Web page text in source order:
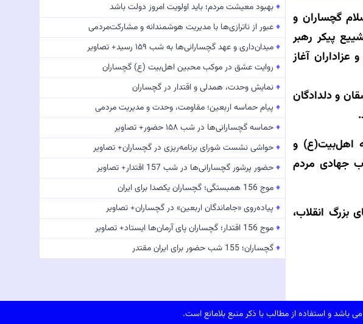
گچساران و
پیکر رهبر
آغاز
و دلدادگان
اهل‌بیت(ع) و
جهادی مردم
بزرگ انقلاب،
♦بهبود معیشت مردم؛ باید اولویت امروز دولت باشد
♦عبور از ناترازی‌ها با مدیریت هوشمندانه و مشارکت‌مردمی
♦میدان‌داری و عهد گچسارانی‌ها به شب ۱۵۹ رسید+ تصاویر
♦ روایت عشق در موکب محبین اهل‌بیت (ع) گچساران
♦نمایش وحدت، همدلی و اقتدار در گچساران
♦ پیام حماسه اربعین؛ مقاومت، وحدت و مدیریت مردمی
♦حماسه گچسارانی‌ها در شب ۱۵۸ حضور+ تصاویر
♦حواشی نشست شورای برنامه‌ریزی در گچساران+ تصاویر
♦حضور پرشور گچسارانی‌ها در شب 157 اقتدار+ تصاویر
♦موج 156 همبستگی؛ گچساران یکصدا برای ایران
♦ پیاده‌روی «جاماندگان اربعین» در گچساران+ تصاویر
♦موج 156 اقتدار؛ گچساران پای آرمان‌ها ایستاد+ تصاویر
♦گچساران؛ 155 شب حضور برای ایران مقتدر
باشد و استفاده از مطالب با ذکر منبع بلامانع است.